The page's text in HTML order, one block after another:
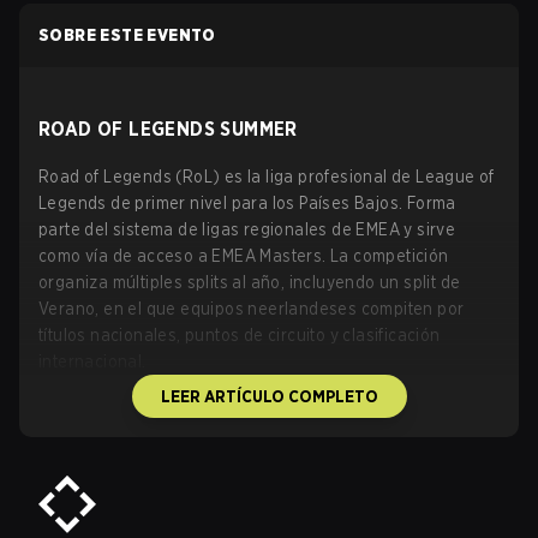
SOBRE ESTE EVENTO
ROAD OF LEGENDS SUMMER
Road of Legends (RoL) es la liga profesional de League of
Legends de primer nivel para los Países Bajos. Forma
parte del sistema de ligas regionales de EMEA y sirve
como vía de acceso a EMEA Masters. La competición
organiza múltiples splits al año, incluyendo un split de
Verano, en el que equipos neerlandeses compiten por
títulos nacionales, puntos de circuito y clasificación
La liga es la sucesora en marca de la anterior Dutch
League y opera como el campeonato nacional de League
playoffs, donde el ganador se lleva el título de Road of
Legends Summer y la oportunidad de representar a la
LEER ARTÍCULO COMPLETO